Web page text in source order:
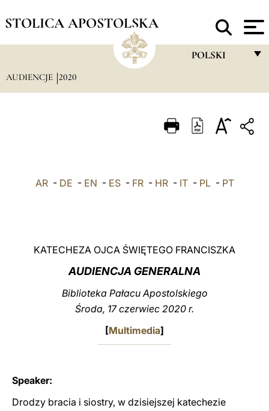
STOLICA APOSTOLSKA
POLSKI
ITALIANO
中文
LATINE
AUDIENCJE 2020
AR- DE - EN - ES- FR- HR- IT- PL- PT
KATECHEZA OJCA ŚWIĘTEGO FRANCISZKA
AUDIENCJA GENERALNA
Biblioteka Pałacu Apostolskiego
Środa, 17 czerwiec 2020 r.
[Multimedia]
Speaker:
Drodzy bracia i siostry, w dzisiejszej katechezie